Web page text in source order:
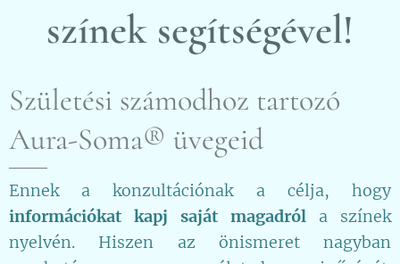
színek segítségével!
Születési számodhoz tartozó
Aura-Soma® üvegeid
Ennek a konzultációnak a célja, hogy
információkat kapj saját magadról a színek
nyelvén. Hiszen az önismeret nagyban